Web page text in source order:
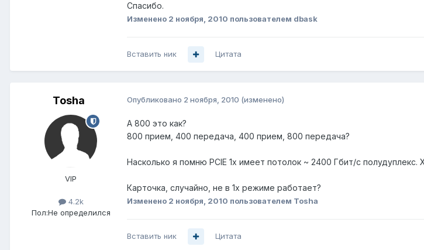
Спасибо.
Изменено 2 ноября, 2010 пользователем dbask
Вставить ник Цитата
Tosha
VIP
4.2k
Пол:Не определился
Опубликовано 2 ноября, 2010 (изменено)
А 800 это как?
800 прием, 400 передача, 400 прием, 800 передача?
Насколько я помню PCIE 1x имеет потолок ~ 2400 Гбит/с
Карточка, случайно, не в 1x режиме работает?
Изменено 2 ноября, 2010 пользователем Tosha
Вставить ник Цитата